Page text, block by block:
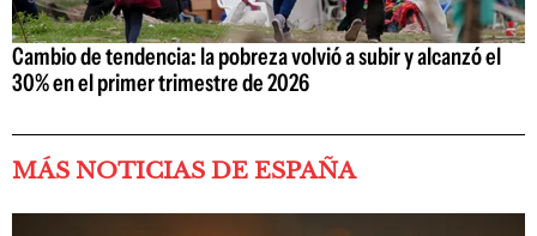
Cambio de tendencia: la pobreza volvió a subir y alcanzó el
30% en el primer trimestre de 2026
MÁS NOTICIAS DE ESPAÑA